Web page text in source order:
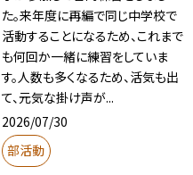
た。来年度に再編で同じ中学校で
活動することになるため、これまで
も何回か一緒に練習をしていま
す。人数も多くなるため、活気も出
て、元気な掛け声が...
2026/07/30
部活動